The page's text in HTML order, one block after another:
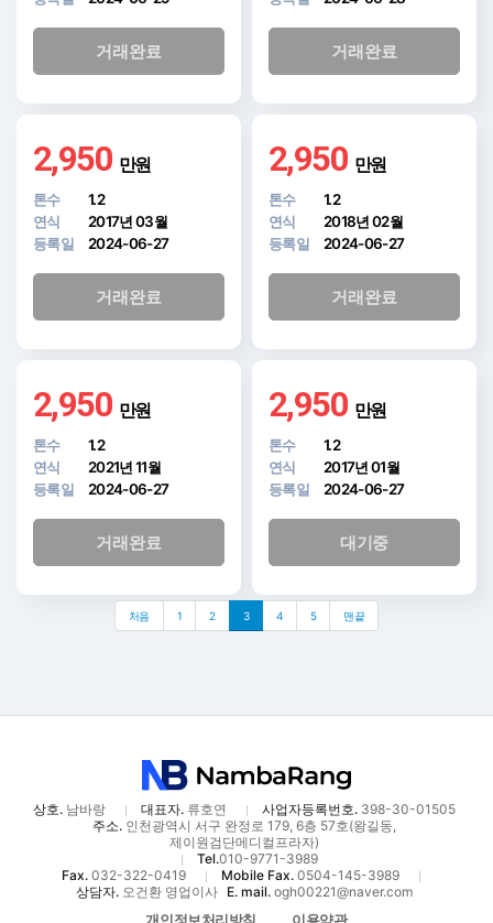
거래완료 거래완료
2,950 만원
톤수
1.2
연식
2017년 03월
등록일
2024-06-27
거래완료
2,950 만원
톤수
1.2
연식
2018년 02월
등록일
2024-06-27
거래완료
2,950 만원
톤수
1.2
연식
2021년 11월
등록일
2024-06-27
거래완료
2,950 만원
톤수
1.2
연식
2017년 01월
등록일
2024-06-27
대기중
처음 1 2 3 4 5 맨끝
상호.남바랑 대표자.류호연 사업자등록번호.398-30-01505
주소.인천광역시 서구 완정로 179, 6층 57호(왕길동,
제이원검단메디컬프라자)
Tel.010-9771-3989
Fax. 032-322-0419 Mobile Fax. 0504-145-3989
상담자.오건환 영업이사 E. mail.ogh00221@naver.com